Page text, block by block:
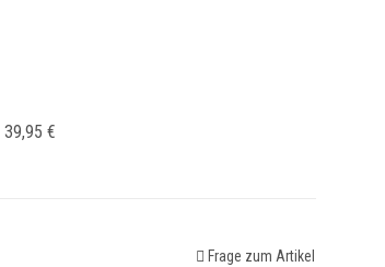
39,95 €
Frage zum Artikel